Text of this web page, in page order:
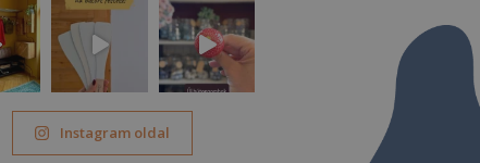
Instagram oldal